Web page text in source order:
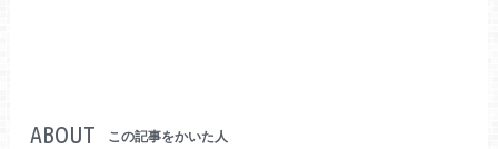
ABOUT この記事をかいた人